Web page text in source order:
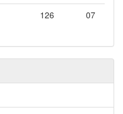
126 07